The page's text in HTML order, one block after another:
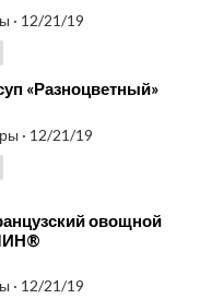
· 12/21/19
«Разноцветный»
· 12/21/19
овощной
· 12/21/19